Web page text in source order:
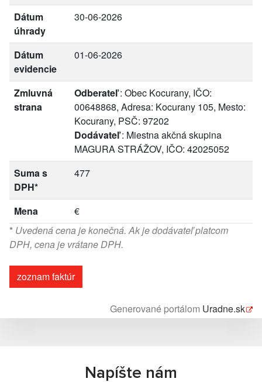
Dátum
úhrady
30-06-2026
Dátum
evidencie
01-06-2026
Zmluvná
strana
Odberateľ: Obec Kocurany, IČO:
00648868, Adresa: Kocurany 105, Mesto:
Kocurany, PSČ: 97202
Dodávateľ: Miestna akčná skupina
MAGURA STRÁŽOV, IČO: 42025052
Suma s
DPH*
477
Mena
€
* Uvedená cena je konečná. Ak je dodávateľ platcom
DPH, cena je vrátane DPH.
zoznam faktúr
Generované portálom Uradne.sk
Napíšte nám